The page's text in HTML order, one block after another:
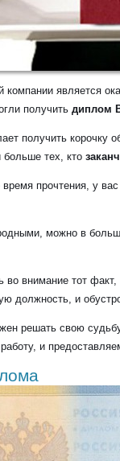
компании является
получить диплом
получить корочку
больше тех, кто
прочтения, у
можно в
во внимание тот
должность, и
решать свою
и